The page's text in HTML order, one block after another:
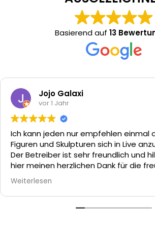
Basierend auf 13
Jojo Galaxi
vor 1 Jahr
Ich kann jeden nur empfehlen einmal
Figuren und Skulpturen sich in Live
Der Betreiber ist sehr freundlich und
hier meinen herzlichen Dank für die
Beratung.
Ich bin mit mehr aus dem Geschäft
wollte aber den Figuren konnte ich
Hier sind 5 Sterne angebracht und
Weiterlesen